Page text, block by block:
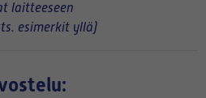
laitteeseen
esimerkit yllä)